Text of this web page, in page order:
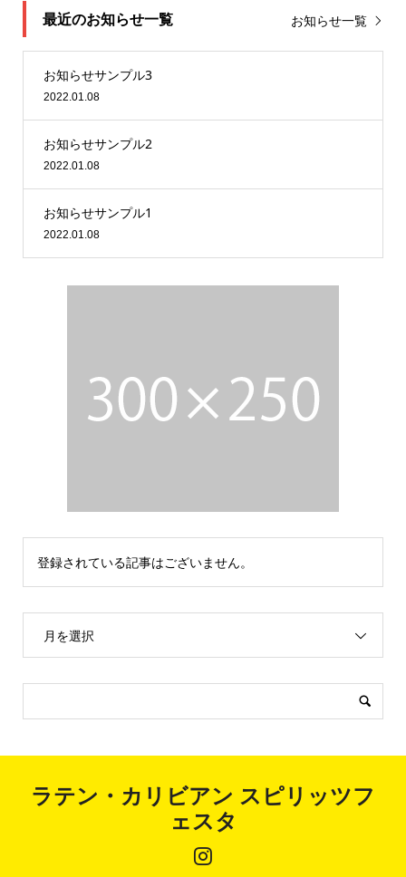
最近のお知らせ一覧 お知らせ一覧
お知らせサンプル3
2022.01.08
お知らせサンプル2
2022.01.08
お知らせサンプル1
2022.01.08
登録されている記事はございません。
月を選択
ラテン・カリビアン スピリッツフ
ェスタ